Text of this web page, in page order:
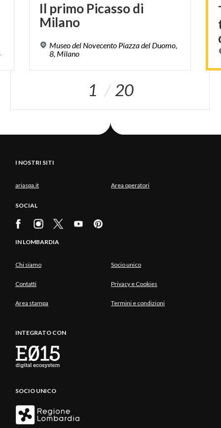
Il primo Picassodi
Milano
Museo del Novecento Piazza del Duomo,
8, Milano
1 20
I NOSTRI SITI
ariaspa.it Area operatori
SOCIAL
IN LOMBARDIA
Chi siamo Socio unico
Contatti Privacy e Cookies
Area stampa Termini e condizioni
INTEGRATO CON
SOCIO UNICO